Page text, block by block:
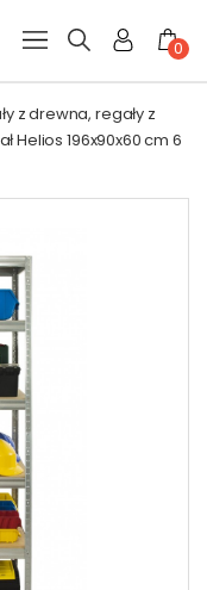
0
z drewna, regały z
Helios 196x90x60 cm 6